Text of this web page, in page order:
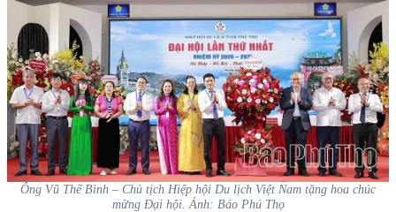
Ông Vũ Thế Bình – Chủ tịch Hiệp hội Du lịch Việt Nam tặng hoa chúc
mừng Đại hội. Ảnh: Báo Phú Thọ